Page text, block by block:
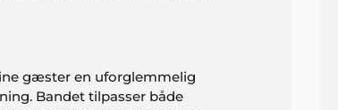
gæster en uforglemmelig
Bandet tilpasser både